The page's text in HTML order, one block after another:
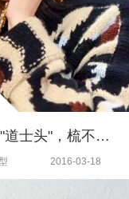
KO掉所有丸子头的"道士头"，梳不梳你看着办吧！
2016-03-18